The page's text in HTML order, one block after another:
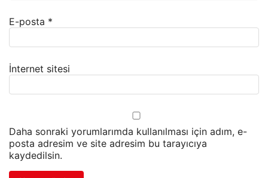
E-posta *
İnternet sitesi
Daha sonraki yorumlarımda kullanılması için adım, e-
posta adresim ve site adresim bu tarayıcıya
kaydedilsin.